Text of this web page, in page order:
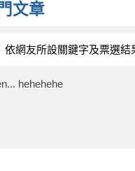
文章
依網友所設關鍵字及票選結
hehehehe